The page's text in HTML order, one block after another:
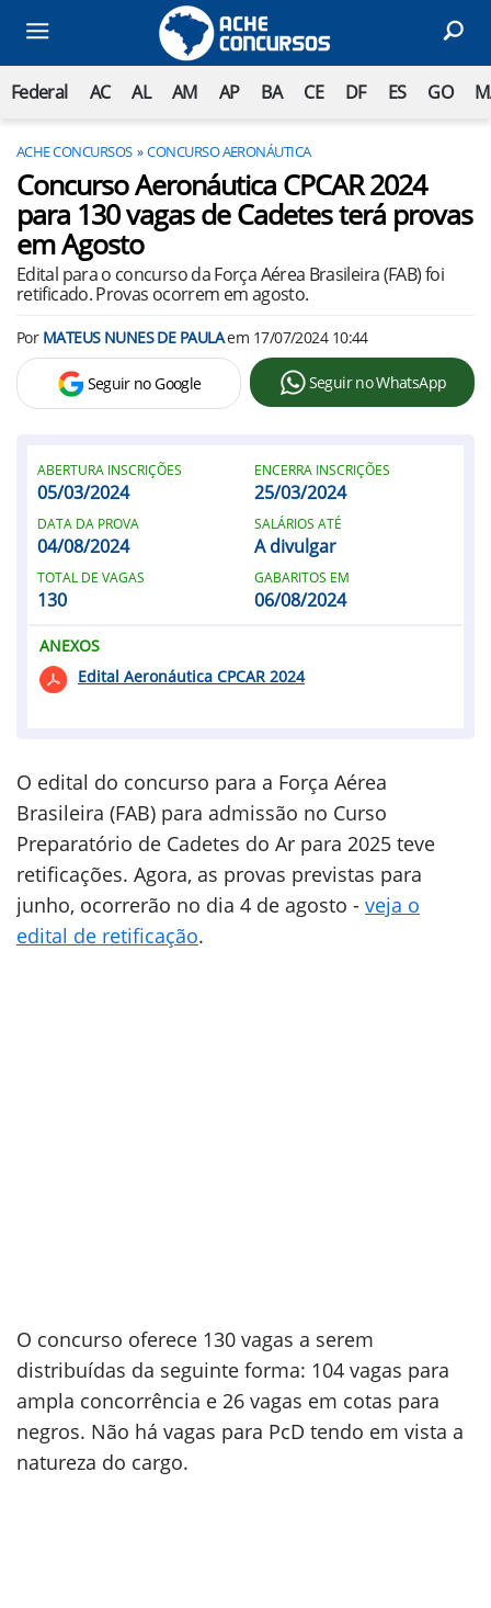
Federal AC AL AM AP BA CE DF ES GO
ACHE CONCURSOS CONCURSO AERONÁUTICA
Concurso Aeronáutica CPCAR 2024
para 130 vagas de Cadetes terá provas
em Agosto
Edital para o concurso da Força Aérea Brasileira (FAB) foi
retificado. Provas ocorrem em agosto.
Por MATEUS NUNES DE PAULAem 17/07/2024 10:44
Seguir no Google Seguir no WhatsApp
O edital do concurso para a Força Aérea
Brasileira (FAB) para admissão no Curso
Preparatório de Cadetes do Ar para 2025 teve
retificações. Agora, as provas previstas para
junho, ocorrerão no dia 4 de agosto - veja o
edital de retificação.
ABERTURA INSCRIÇÕES
05/03/2024
ENCERRA INSCRIÇÕES
25/03/2024
DATA DA PROVA
04/08/2024
SALÁRIOS ATÉ
A divulgar
TOTAL DE VAGAS
130
GABARITOS EM
06/08/2024
ANEXOS
Edital Aeronáutica CPCAR 2024
O concurso oferece 130 vagas a serem
distribuídas da seguinte forma: 104 vagas para
ampla concorrência e 26 vagas em cotas para
negros. Não há vagas para PcD tendo em vista a
natureza do cargo.